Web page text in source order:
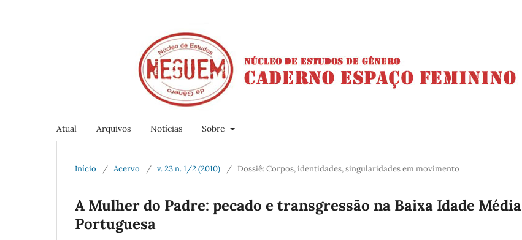
Atual Arquivos Notícias Sobre
Início / Acervo / v. 23 n. 1/2 (2010) / Dossiê: Corpos, identidades, singularidades em movimento
A Mulher do Padre: pecado e transgressão na Baixa Idade Média
Portuguesa